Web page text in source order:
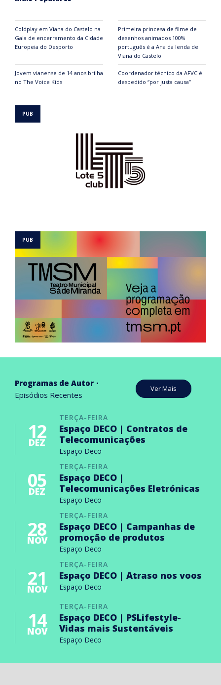
Coldplay em Viana do Castelo na
Gala de encerramento da Cidade
Europeia do Desporto
Primeira princesa de filme de
desenhos animados 100%
português é a Ana da lenda de
Viana do Castelo
Jovem vianense de 14 anos brilha
no The Voice Kids
Coordenador técnico da AFVC é
despedido “por justa causa”
Programas de Autor
Episódios Recentes
Ver Mais
TERÇA-FEIRA
12
DEZ
Espaço DECO | Contratos de
Telecomunicações
Espaço Deco
TERÇA-FEIRA
05
DEZ
Espaço DECO |
Telecomunicações Eletrónicas
Espaço Deco
TERÇA-FEIRA
28
NOV
Espaço DECO | Campanhas de
promoção de produtos
Espaço Deco
TERÇA-FEIRA
21
NOV
Espaço DECO | Atraso nos voos
Espaço Deco
TERÇA-FEIRA
14
NOV
Espaço DECO | PSLifestyle-
Vidas mais Sustentáveis
Espaço Deco